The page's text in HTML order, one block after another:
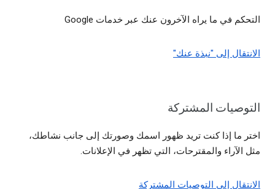
التحكم في ما يراه الآخرون عنك عبر خدمات Google
الانتقال إلى "نبذة عنك"
التوصيات المشتركة
اختر ما إذا كنت تريد ظهور اسمك وصورتك إلى جانب نشاطك،
مثل الآراء والمقترحات، التي تظهر في الإعلانات.
الانتقال إلى التوصيات المشتركة